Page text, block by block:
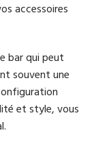
accessoires
bar qui peut
souvent une
et style, vous